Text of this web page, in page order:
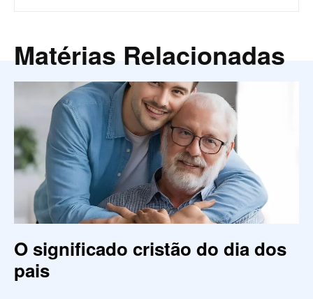
Matérias Relacionadas
O significado cristão do dia dos
pais